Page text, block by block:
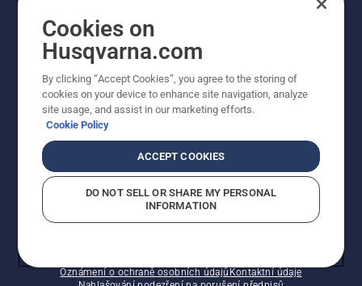
PROFESIONÁLNÍ
Oznámení o ochraně osobních údajů Kontaktní údaje
Cookies on
Husqvarna.com
By clicking “Accept Cookies”, you agree to the storing of
cookies on your device to enhance site navigation, analyze
site usage, and assist in our marketing efforts.
Cookie Policy
ACCEPT COOKIES
DO NOT SELL OR SHARE MY PERSONAL
INFORMATION